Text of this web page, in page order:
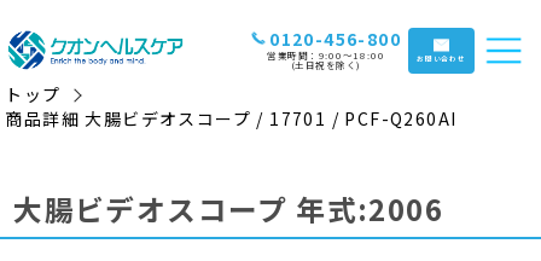
0120-456-800
営業時間：9:00〜18:00
(土日祝を除く) お問い合わせ
トップ
商品詳細 大腸ビデオスコープ / 17701 / PCF-Q260AI
大腸ビデオスコープ 年式:2006